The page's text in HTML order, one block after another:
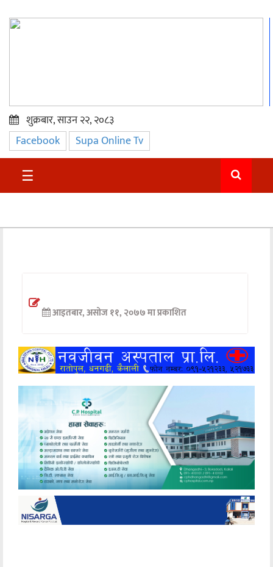
प्रमुख
समाचार
सुदुर
अन्तर्वार्ता
खेलकुद
मनोरञ्जन
अन्य
शुक्रबार, साउन २२, २०८३
Facebook Supa Online Tv
☰
आइतबार, असोज ११, २०७७ मा प्रकाशित